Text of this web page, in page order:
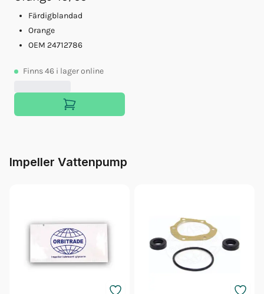
Färdigblandad
Orange
OEM 24712786
Finns46 i lager online
Impeller Vattenpump